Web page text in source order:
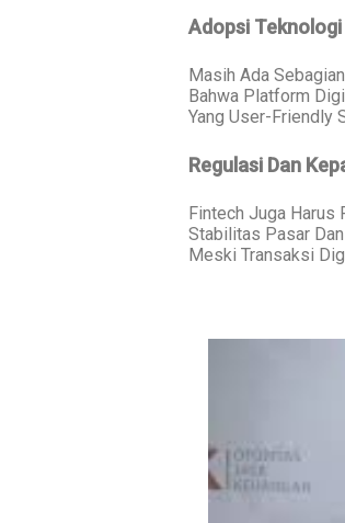
Adopsi
Masih Ada
Bahwa Platform
Yang User-Friendly
Regulasi Dan
Fintech Juga Harus
Stabilitas Pasar
Meski Transaksi